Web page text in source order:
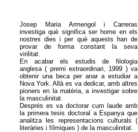
Josep Maria Armengol i Carreras
investiga què significa ser home en els
nostres dies i per què aquests han de
provar de forma constant la seva
virilitat.
En acabar els estudis de filologia
anglesa ( premi extraordinari, 1999 ) va
obtenir una beca per anar a estudiar a
Nova York. Allà es va dedicar, amb altres
pioners en la matèria, a investigar sobre
la masculinitat.
Després es va doctorar cum laude amb
la primera tesis doctoral a Espanya que
analitza les representacions culturals (
literàries i fílmiques ) de la masculinitat.